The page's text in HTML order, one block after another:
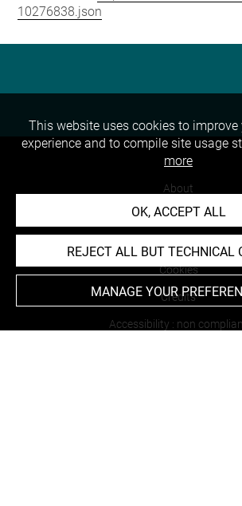
10276838.json
About
Contact Us
Cookies
Credits
Accessibility : non
This website uses cookies to
experience and to compile site usage
more
OK, ACCEPT ALL
REJECT ALL BUT TECHNICAL
MANAGE YOUR